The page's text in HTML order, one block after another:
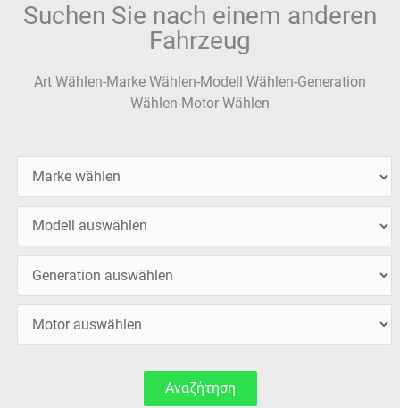
Suchen Sie nach einem anderen
Fahrzeug
Art Wählen-Marke Wählen-Modell Wählen-Generation
Wählen-Motor Wählen
Αναζήτηση